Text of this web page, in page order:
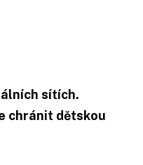
sítích.
chránit dětskou